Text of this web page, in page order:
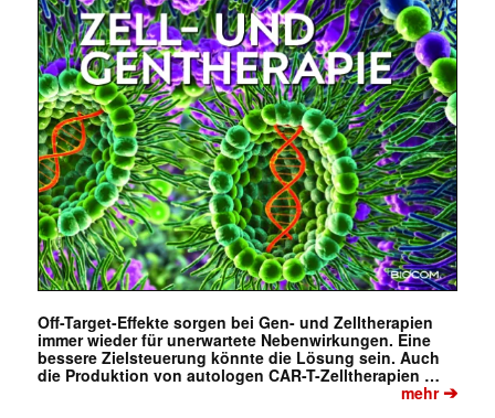
Off-Target-Effekte sorgen bei Gen- und Zelltherapien
immer wieder für unerwartete Nebenwirkungen. Eine
bessere Zielsteuerung könnte die Lösung sein. Auch
die Produktion von autologen CAR-T-Zelltherapien …
mehr➔